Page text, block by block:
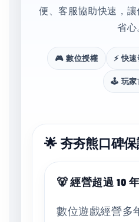
便、客服協助快速，
省心
🎮 數位授權 ⚡ 快
🕹️ 玩家
🌟 夯夯熊口碑
🐻 經營超過 10 年
數位遊戲經營多